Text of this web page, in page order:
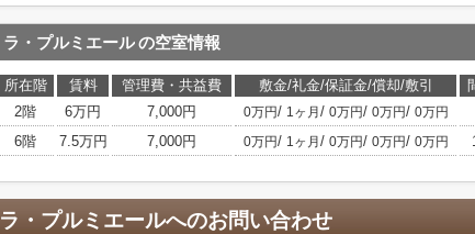
ラ・プルミエールの空室情報
所在階 賃料 管理費・共益費 敷金/礼金/保証金/償却/敷引
2階
6万円 7,000円 0万円/ 1ヶ月 / 0万円/ 0万円/ 0万円
6階 7.5万円 7,000円 0万円/ 1ヶ月 / 0万円/ 0万円/ 0万円
ラ・プルミエールへのお問い合わせ